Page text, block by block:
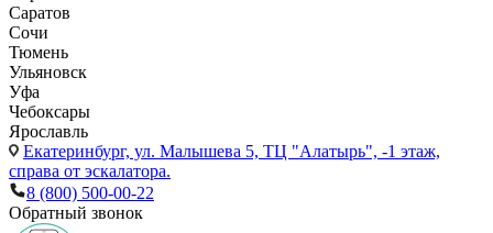
Саратов
Сочи
Тюмень
Ульяновск
Уфа
Чебоксары
Ярославль
Екатеринбург, ул. Малышева 5, ТЦ "Алатырь", -1 этаж,
справа от эскалатора.
8 (800) 500-00-22
Обратный звонок